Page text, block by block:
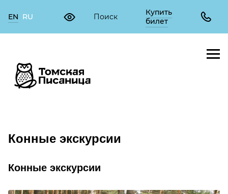
EN RU
Купить
билет
Конные экскурсии
Конные экскурсии